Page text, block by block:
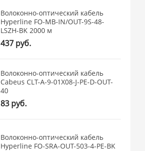
Волоконно-оптический кабель
Hyperline FO-MB-IN/OUT-9S-48-
LSZH-BK 2000 м
437 руб.
Волоконно-оптический кабель
Cabeus CLT-A-9-01X08-J-PE-D-OUT-
40
83 руб.
Волоконно-оптический кабель
Hyperline FO-SRA-OUT-503-4-PE-BK